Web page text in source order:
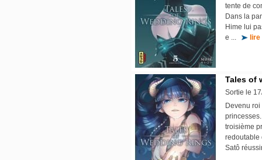
tente de
Dans la
Hime lui
e ...
Tales of
Sortie le
Devenu
troisième
redoutable
Satô